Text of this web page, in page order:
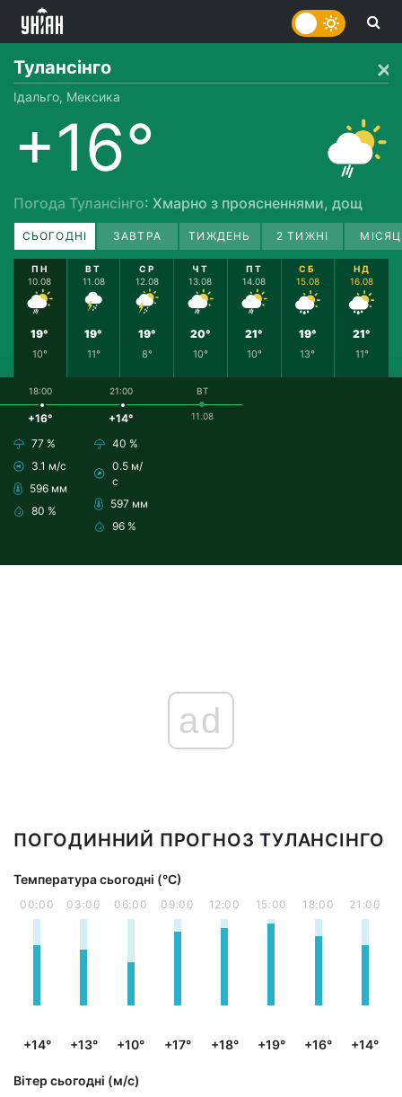
Тулансінго
Ідальго, Мексика
+16°
Погода Тулансінго: Хмарно з проясненнями, дощ
СЬОГОДНІ ЗАВТРА ТИЖДЕНЬ 2 ТИЖНІ
ПН
10.08
19°
10°
ВТ
11.08
19°
11°
СР
12.08
19°
8°
ЧТ
13.08
20°
10°
ПТ
14.08
21°
10°
СБ
15.08
19°
13°
НД
16.08
21°
11°
18:00
+16°
77 %
3.1 м/с
596 мм
80 %
21:00
+14°
40 %
0.5 м/
с
597 мм
96 %
ВТ
11.08
ad
ПОГОДИННИЙ ПРОГНОЗ ТУЛАНСІНГО
Температура сьогодні (°С)
00:00
+14°
03:00
+13°
06:00
+10°
09:00
+17°
12:00
+18°
15:00
+19°
18:00
+16°
21:00
+14°
Вітер сьогодні (м/с)